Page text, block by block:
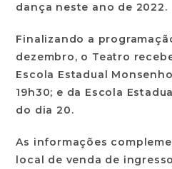
dança neste ano de 2022.
Finalizando a
dezembro, o Teatro
Escola Estadual
19h30; e da Escola
do dia 20.
As informações
local de venda de